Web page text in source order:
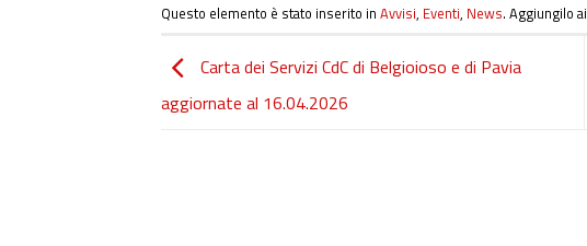
Questo elemento è stato inserito in Avvisi, Eventi, News. Aggiungilo ai
Carta dei Servizi CdC di Belgioioso e di Pavia
aggiornate al 16.04.2026